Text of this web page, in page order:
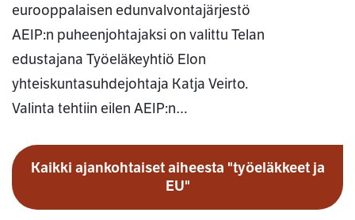
eurooppalaisen edunvalvontajärjestö
AEIP:n puheenjohtajaksi on valittu Telan
edustajana Työeläkeyhtiö Elon
yhteiskuntasuhdejohtaja Katja Veirto.
Valinta tehtiin eilen AEIP:n…
Kaikki ajankohtaiset aiheesta "työeläkkeet ja
EU"